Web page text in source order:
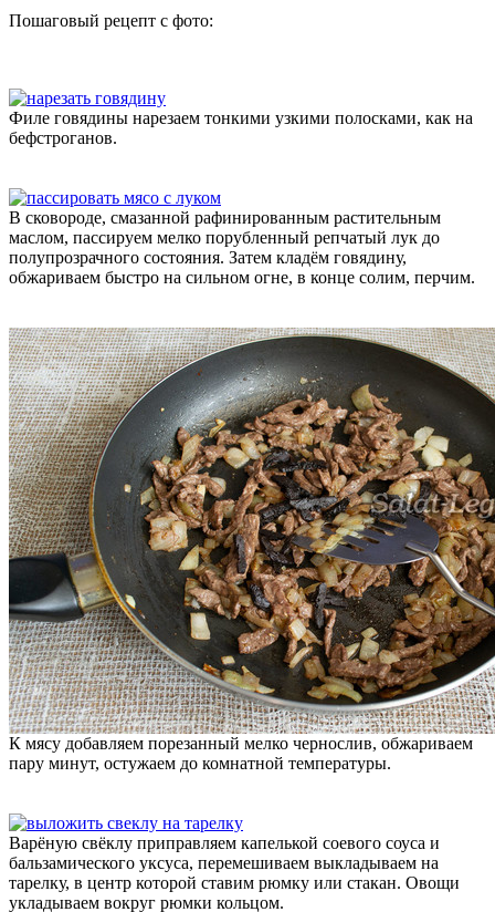
Пошаговый рецепт с фото:
Филе говядины нарезаем тонкими узкими полосками, как на
бефстроганов.
В сковороде, смазанной рафинированным растительным
маслом, пассируем мелко порубленный репчатый лук до
полупрозрачного состояния. Затем кладём говядину,
обжариваем быстро на сильном огне, в конце солим, перчим.
К мясу добавляем порезанный мелко чернослив, обжариваем
пару минут, остужаем до комнатной температуры.
Варёную свёклу приправляем капелькой соевого соуса и
бальзамического уксуса, перемешиваем выкладываем на
тарелку, в центр которой ставим рюмку или стакан. Овощи
укладываем вокруг рюмки кольцом.